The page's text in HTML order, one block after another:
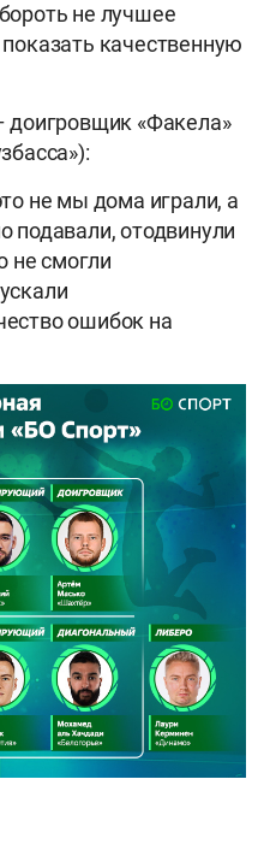
не лучшее
качественную
доигровщик «Факела»
не мы дома играли, а
подавали, отодвинули
не смогли
ошибок на